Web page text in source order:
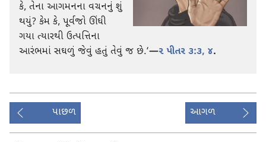
કે, તેના આગમનના વચનનું શું
થયું? કેમ કે, પૂર્વજો ઊંઘી
ગયા ત્યારથી ઉત્પત્તિના
આરંભમાં સઘળું જેવું હતું તેવું જ છે.’—૨ પીતર ૩:૩, ૪.
પાછળ આગળ